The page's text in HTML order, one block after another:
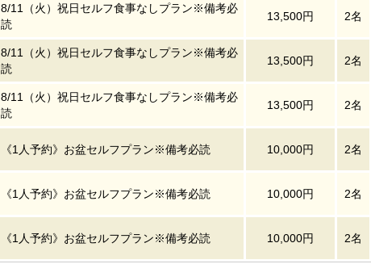
8/11（火）祝日セルフ食事なしプラン※備考必
読
13,500円 2名
8/11（火）祝日セルフ食事なしプラン※備考必
読
13,500円 2名
8/11（火）祝日セルフ食事なしプラン※備考必
読
13,500円 2名
《1人予約》お盆セルフプラン※備考必読 10,000円 2名
《1人予約》お盆セルフプラン※備考必読 10,000円 2名
《1人予約》お盆セルフプラン※備考必読 10,000円 2名